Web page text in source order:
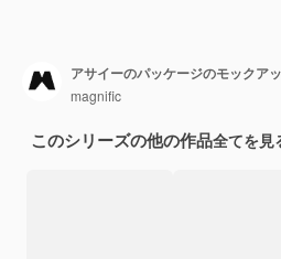
アサイーのパッケージのモックア
magnific
このシリーズの他の作品全てを見